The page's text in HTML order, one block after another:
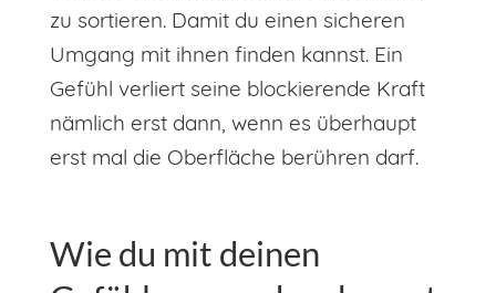
zu sortieren. Damit du einen sicheren
Umgang mit ihnen finden kannst. Ein
Gefühl verliert seine blockierende Kraft
nämlich erst dann, wenn es überhaupt
erst mal die Oberfläche berühren darf.
Wie du mit deinen